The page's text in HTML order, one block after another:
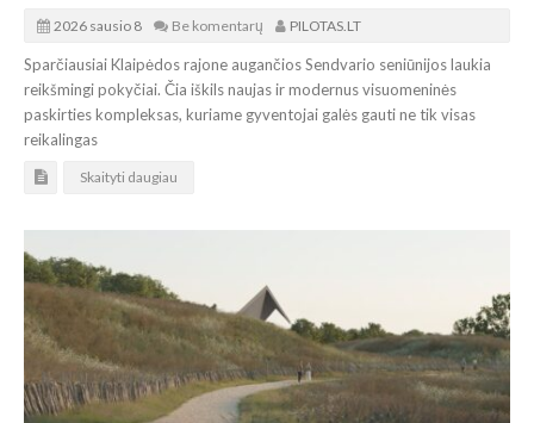
2026 sausio 8 Be komentarų PILOTAS.LT
Sparčiausiai Klaipėdos rajone augančios Sendvario seniūnijos laukia
reikšmingi pokyčiai. Čia iškils naujas ir modernus visuomeninės
paskirties kompleksas, kuriame gyventojai galės gauti ne tik visas
reikalingas
Skaityti daugiau